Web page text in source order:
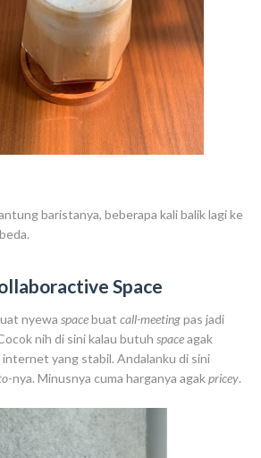
baristanya, beberapa kali balik lagi ke
Space
nyewa spacebuat call-meetingpas jadi
nih di sini kalau butuh spaceagak
yang stabil. Andalanku di sini
-nya. Minusnya cuma harganya agakpricey.